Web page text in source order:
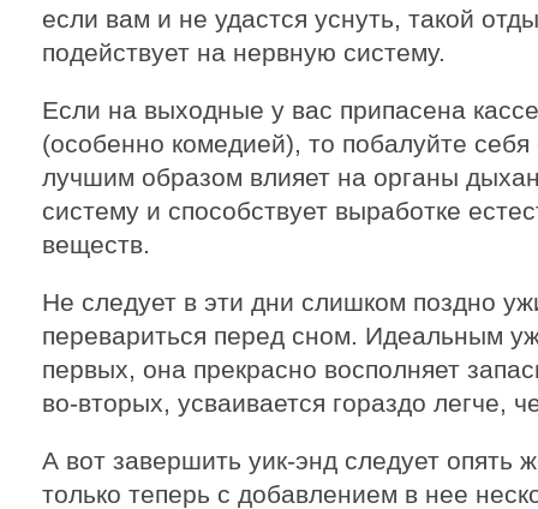
если вам и не удастся уснуть, такой
подействует на нервную систему.
Если на выходные у вас припасена
(особенно комедией), то побалуйте
лучшим образом влияет на органы
систему и способствует выработке
веществ.
Не следует в эти дни слишком поздно
перевариться перед сном. Идеальным
первых, она прекрасно восполняет
во-вторых, усваивается гораздо легче,
А вот завершить уик-энд следует опять
только теперь с добавлением в нее